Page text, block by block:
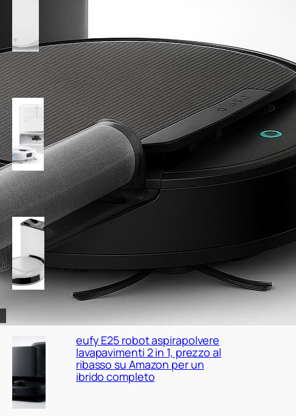
eufy C28 HydroJet 5 in 1, super
potenza e AI per l’evitamento
ostacoli con prezzo Amazon da
tenere d’occhio
Lefant M210 PLUS in offerta su
Amazon, robot compatto con
base di raccolta a prezzo
molto interessante
eufy E25 robot aspirapolvere
lavapavimenti 2 in 1, prezzo al
ribasso su Amazon per un
ibrido completo